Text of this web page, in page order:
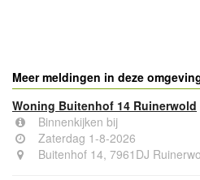
Meer meldingen in deze
Woning Buitenhof 14 Ruinerwold
Binnenkijken bij
Zaterdag 1-8-2026
Buitenhof 14, 7961DJ